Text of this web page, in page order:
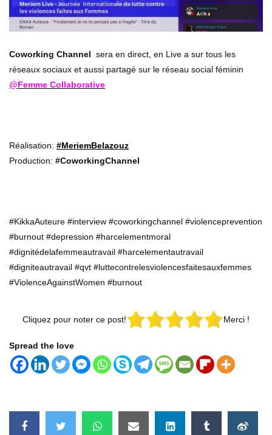
Coworking Channel sera en direct, en Live a sur tous les
réseaux sociaux et aussi partagé sur le réseau social féminin
@Femme Collaborative
Réalisation: #MeriemBelazouz
Production: #CoworkingChannel
#KikkaAuteure #interview #coworkingchannel #violenceprevention
#burnout #depression #harcelementmoral
#dignitédelafemmeautravail #harcelementautravail
#digniteautravail #qvt #luttecontrelesviolencesfaitesauxfemmes
#ViolenceAgainstWomen #burnout
Cliquez pour noter ce post! Merci !
Spread the love